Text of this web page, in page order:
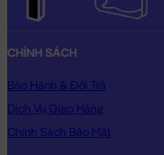
CHÍNH SÁCH
Bảo Hành & Đổi Trả
Dịch Vụ Giao Hàng
Chính Sách Bảo Mật